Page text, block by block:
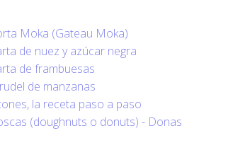
Moka (Gateau Moka)
de nuez y azúcar negra
de frambuesas
de manzanas
la receta paso a paso
(doughnuts o donuts) - Donas